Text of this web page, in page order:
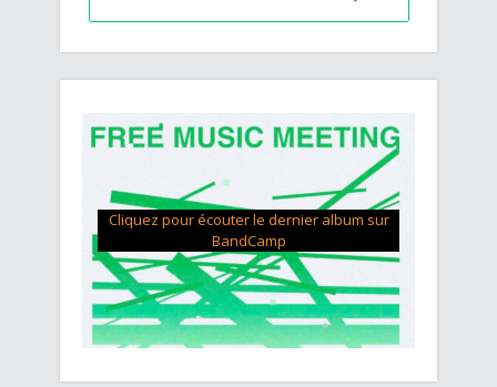
Cliquez pour écouter le dernier album sur
BandCamp